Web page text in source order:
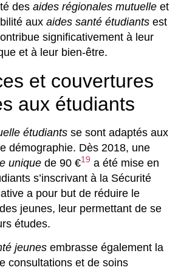
des aides régionales mutuelle et
aux aides santé étudiants est
significativement à leur
et à leur bien-être.
et couvertures
aux étudiants
étudiants se sont adaptés aux
démographie. Dès 2018, une
unique de 90 €19 a été mise en
s’inscrivant à la Sécurité
a pour but de réduire le
jeunes, leur permettant de se
études.
jeunes embrasse également la
consultations et de soins